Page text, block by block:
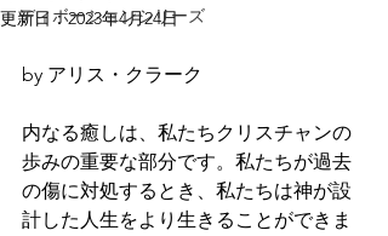
ディボーションシリーズ
更新日：2023年4月24日
by アリス・クラーク
内なる癒しは、私たちクリスチャンの
歩みの重要な部分です。私たちが過去
の傷に対処するとき、私たちは神が設
計した人生をより生きることができま